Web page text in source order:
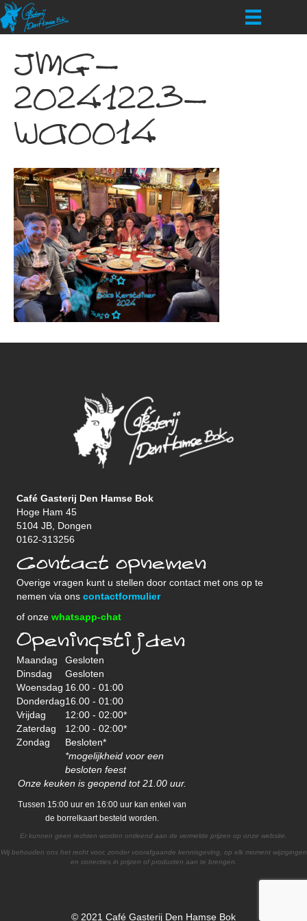
IMG-
20241223-
WA0014
Café Gasterij Den Hamse Bok
Hoge Ham 45
5104 JB, Dongen
0162-313256
Contact opnemen
Overige vragen kunt u stellen door contact met ons op te
nemen via ons contactformulier
of onze whatsapp-chat
Openingstijden
Maandag
Gesloten
Dinsdag
Gesloten
Woensdag 16.00 - 01:00
Donderdag16.00 - 01:00
Vrijdag
12:00 - 02:00*
Zaterdag
12:00 - 02:00*
Zondag
Besloten*
*mogelijkheid voor een
besloten feest
Onze keuken is geopend tot 21.00 uur.
Tussen 15:00 uur en 16:00 uur kan enkel van
de borrelkaart besteld worden.
Er kunnen geen rechten worden ontleend aan de vermelde prijzen op onze website.
Wij behouden ons het recht voor, zonder voorafgaande kennisgeving, op elk moment wijzigingen
en correcties in prijzen of producten aan te brengen.
© 2021 Café Gasterij Den Hamse Bok